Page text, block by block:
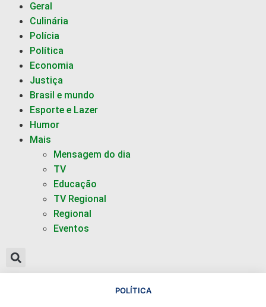
Geral
Culinária
Polícia
Política
Economia
Justiça
Brasil e mundo
Esporte e Lazer
Humor
Mais
Mensagem do dia
TV
Educação
TV Regional
Regional
Eventos
POLÍTICA